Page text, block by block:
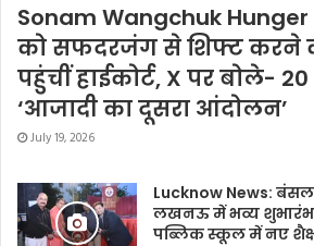
Sonam Wangchuk
को सफदरजंग से शिफ्ट करने
पहुंचीं हाईकोर्ट, X पर बोले-
‘आजादी का दूसरा आंदोलन’
July 19, 2026
Lucknow News:
लखनऊ में भव्य
पब्लिक स्कूल में नए